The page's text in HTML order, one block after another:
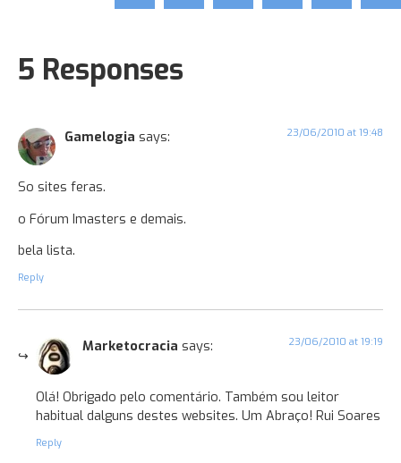
5 Responses
Gamelogia says: 23/06/2010 at 19:48
So sites feras.
o Fórum Imasters e demais.
bela lista.
Reply
Marketocracia says: 23/06/2010 at 19:19
Olá! Obrigado pelo comentário. Também sou leitor
habitual dalguns destes websites. Um Abraço! Rui Soares
Reply